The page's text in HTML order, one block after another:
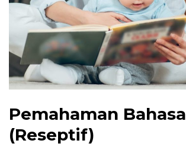
Pemahaman Bahasa
(Reseptif)